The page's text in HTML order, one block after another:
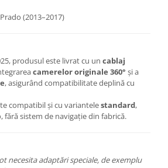
(2013–2017)
produsul este livrat cu un cablaj
camerelor originale 360° și a
, asigurând compatibilitate deplină cu
compatibil și cu variantelestandard,
fără sistem de navigație din fabrică.
necesita adaptări speciale, de exemplu